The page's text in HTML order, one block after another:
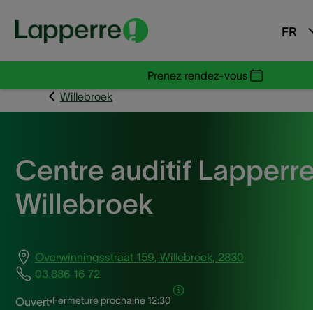
FR
Prenez rendez-vous
Willebroek
Centre auditif
Willebroek
Overwinningsstraat 159, Willebroek, 2830
03 886 16 72
Ouvert Fermeture prochaine 12:30